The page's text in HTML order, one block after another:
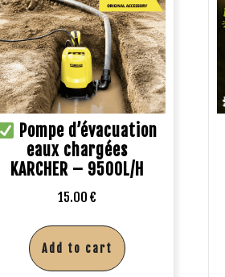
Pompe d’évacuation
eaux chargées
KARCHER – 9500L/H
15.00 €
Add to cart